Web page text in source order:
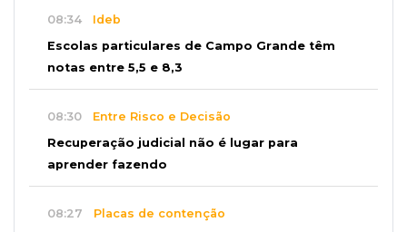
08:34 Ideb
Escolas particulares de Campo Grande têm
notas entre 5,5 e 8,3
08:30 Entre Risco e Decisão
Recuperação judicial não é lugar para
aprender fazendo
08:27 Placas de contenção